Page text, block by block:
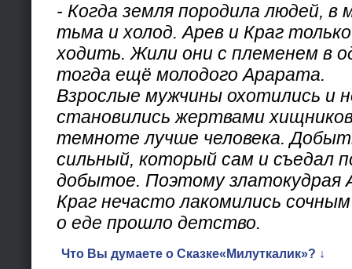
- Когда земля породила людей, в
тьма и холод. Арев и Краг
ходить. Жили они с племенем в
тогда ещё молодого Арарата.
Взрослые мужчины охотились и
становились жертвами
темноте лучше человека.
сильный, который сам и съедал
добытое. Поэтому златокудрая
Краг нечасто лакомились
о еде прошло детство.
Что Вы думаете о Сказке«Милуткалик»? ↓